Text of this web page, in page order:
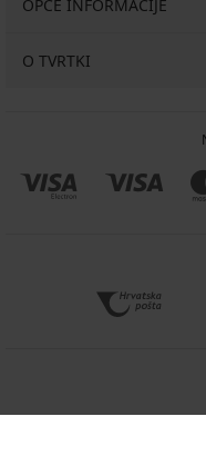
OPĆE INFORMACIJE
O TVRTKI